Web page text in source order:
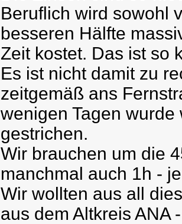
Beruflich wird sowohl
besseren Hälfte
Zeit kostet. Das ist so
Es ist nicht damit zu
zeitgemäß ans
wenigen Tagen
gestrichen.
Wir brauchen um die
manchmal auch 1h -
Wir wollten aus all
aus dem Altkreis ANA